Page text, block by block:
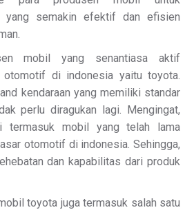
yang semakin efektif dan efisien
mobil yang senantiasa aktif
otomotif di indonesia yaitu toyota.
kendaraan yang memiliki standar
perlu diragukan lagi. Mengingat,
termasuk mobil yang telah lama
otomotif di indonesia. Sehingga,
dan kapabilitas dari produk
toyota juga termasuk salah satu